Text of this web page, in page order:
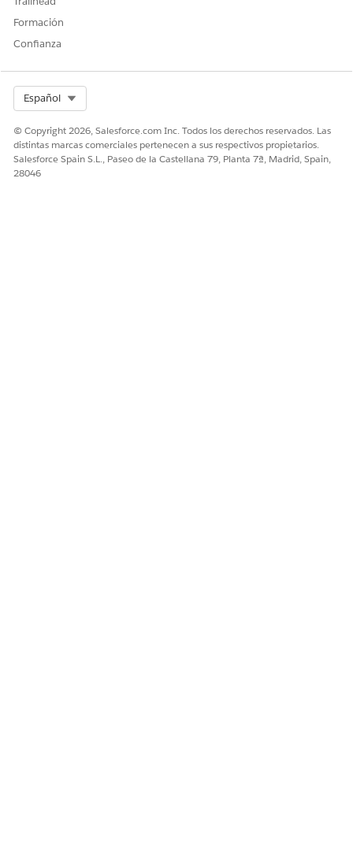
Formación
Confianza
Español
© Copyright 2026, Salesforce.com Inc. Todos los derechos reservados. Las
distintas marcas comerciales pertenecen a sus respectivos propietarios.
Salesforce Spain S.L., Paseo de la Castellana 79, Planta 7ª, Madrid, Spain,
28046